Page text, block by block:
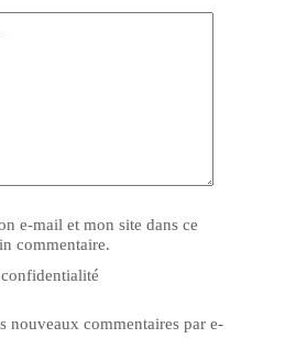
e-mail et mon site dans ce
commentaire.
nouveaux commentaires par e-